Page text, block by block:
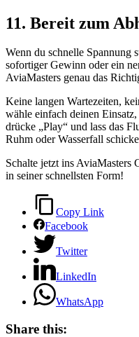
11. Bereit zum
Wenn du schnelle Spannung
sofortiger Gewinn oder ein
AviaMasters genau das
Keine langen Wartezeiten,
wähle einfach deinen
drücke „Play“ und lass das
Ruhm oder Wasserfall
Schalte jetzt ins AviaMasters
in seiner schnellsten Form!
Copy Link
Facebook
Twitter
LinkedIn
WhatsApp
Share this: